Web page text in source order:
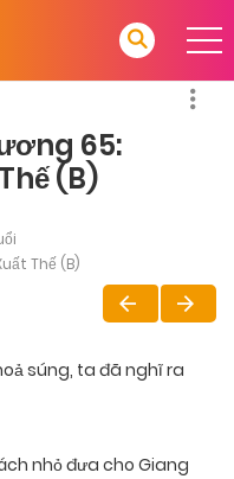
65:
(B)
Thế (B)
súng, ta đã nghĩ ra
nhỏ đưa cho Giang